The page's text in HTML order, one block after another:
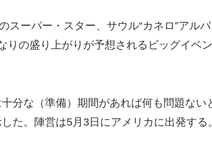
ーパー・スター、サウル“カネロ”アル
りの盛り上がりが予想されるビッグイベ
分な（準備）期間があれば何も問題な
た。陣営は5月3日にアメリカに出発する。